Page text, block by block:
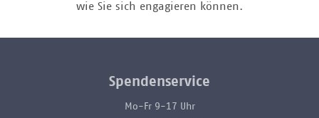
wie Sie sich engagieren können.
Spendenservice
Mo-Fr 9-17 Uhr